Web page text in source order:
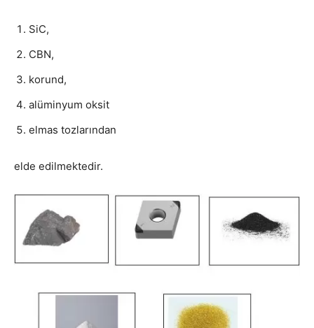
SiC,
CBN,
korund,
alüminyum oksit
elmas tozlarından
elde edilmektedir.